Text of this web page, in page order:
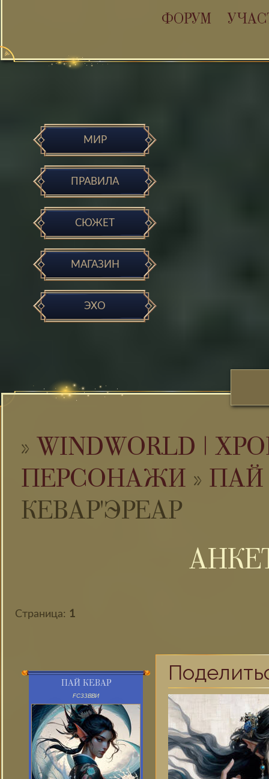
ФОРУМ
МИР
ПРАВИЛА
СЮЖЕТ
МАГАЗИН
ЭХО
» WINDWORLD |
ПЕРСОНАЖИ » ПАЙ
КЕВАР'ЭРЕАР
Страница: 1
ПАЙ КЕВАР
FСЗЗВВИ